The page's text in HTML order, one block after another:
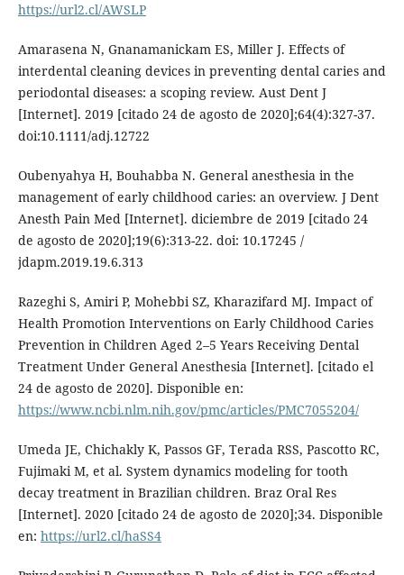
https://url2.cl/AWSLP
Amarasena N, Gnanamanickam ES, Miller J. Effects of
interdental cleaning devices in preventing dental caries and
periodontal diseases: a scoping review. Aust Dent J
[Internet]. 2019 [citado 24 de agosto de 2020];64(4):327-37.
doi:10.1111/adj.12722
Oubenyahya H, Bouhabba N. General anesthesia in the
management of early childhood caries: an overview. J Dent
Anesth Pain Med [Internet]. diciembre de 2019 [citado 24
de agosto de 2020];19(6):313-22. doi: 10.17245 /
jdapm.2019.19.6.313
Razeghi S, Amiri P, Mohebbi SZ, Kharazifard MJ. Impact of
Health Promotion Interventions on Early Childhood Caries
Prevention in Children Aged 2–5 Years Receiving Dental
Treatment Under General Anesthesia [Internet]. [citado el
24 de agosto de 2020]. Disponible en:
https://www.ncbi.nlm.nih.gov/pmc/articles/PMC7055204/
Umeda JE, Chichakly K, Passos GF, Terada RSS, Pascotto RC,
Fujimaki M, et al. System dynamics modeling for tooth
decay treatment in Brazilian children. Braz Oral Res
[Internet]. 2020 [citado 24 de agosto de 2020];34. Disponible
en: https://url2.cl/haSS4